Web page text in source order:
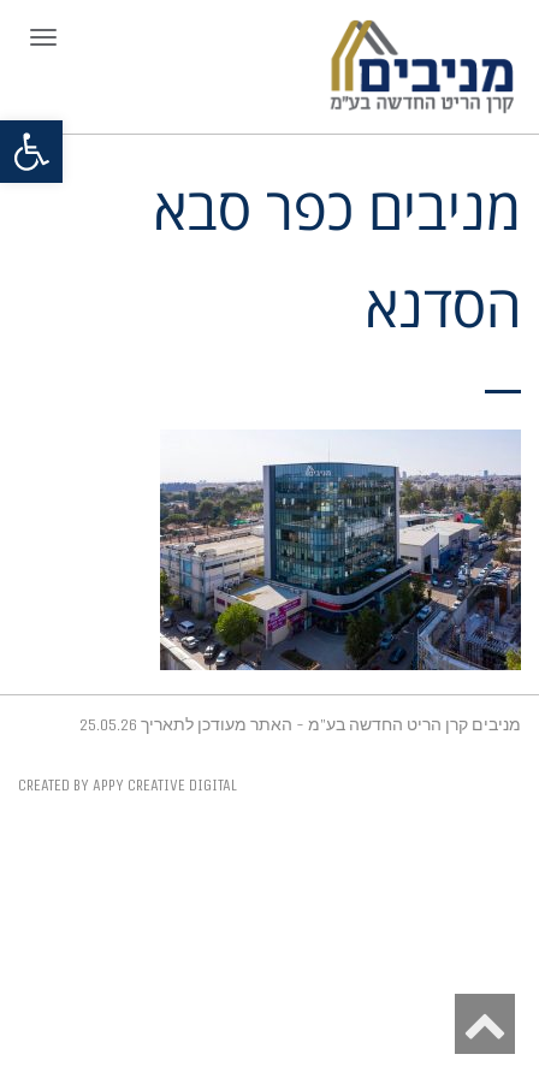
פתח
מניבים כפר סבא
הסדנא
מניבים קרן הריט החדשה בע"מ - האתר מעודכן לתאריך 25.05.26
CREATED BY APPY CREATIVE DIGITAL
לראש